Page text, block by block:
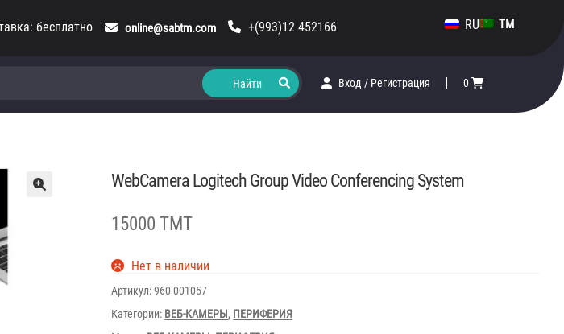
бесплатно online@sabtm.com +(993)12 452166 RU TM
Вход / Регистрация 0
WebCamera Logitech Group Video Conferencing System
15000 TMT
Нет в наличии
Артикул:960-001057
Категории: ВЕБ-КАМЕРЫ, ПЕРИФЕРИЯ